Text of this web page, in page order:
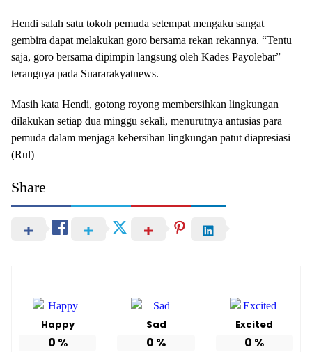
Hendi salah satu tokoh pemuda setempat mengaku sangat
gembira dapat melakukan goro bersama rekan rekannya. “Tentu
saja, goro bersama dipimpin langsung oleh Kades Payolebar”
terangnya pada Suararakyatnews.
Masih kata Hendi, gotong royong membersihkan lingkungan
dilakukan setiap dua minggu sekali, menurutnya antusias para
pemuda dalam menjaga kebersihan lingkungan patut diapresiasi
(Rul)
Share
Happy
0 %
Sad
0 %
Excited
0 %